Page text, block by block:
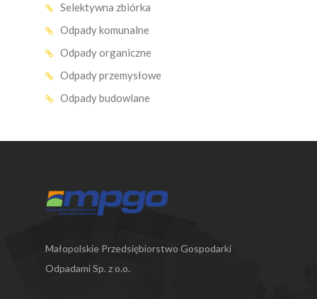
Selektywna zbiórka
Odpady komunalne
Odpady organiczne
Odpady przemysłowe
Odpady budowlane
Małopolskie Przedsiębiorstwo Gospodarki
Odpadami Sp. z o.o.